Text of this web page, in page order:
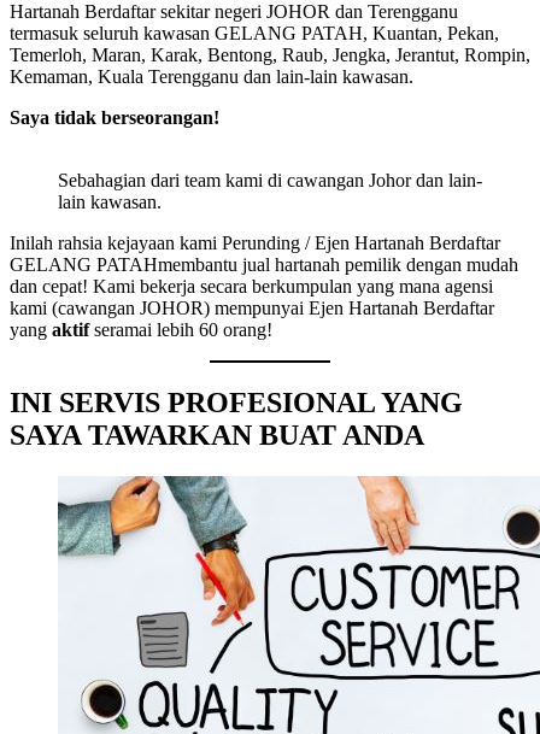
Hartanah Berdaftar sekitar negeri JOHOR dan Terengganu
termasuk seluruh kawasan GELANG PATAH, Kuantan, Pekan,
Temerloh, Maran, Karak, Bentong, Raub, Jengka, Jerantut, Rompin,
Kemaman, Kuala Terengganu dan lain-lain kawasan.
Saya tidak berseorangan!
Sebahagian dari team kami di cawangan Johor dan lain-
lain kawasan.
Inilah rahsia kejayaan kami Perunding / Ejen Hartanah Berdaftar
GELANG PATAHmembantu jual hartanah pemilik dengan mudah
dan cepat! Kami bekerja secara berkumpulan yang mana agensi
kami (cawangan JOHOR) mempunyai Ejen Hartanah Berdaftar
yang aktifseramai lebih 60 orang!
INI SERVIS PROFESIONAL YANG
SAYA TAWARKAN BUAT ANDA